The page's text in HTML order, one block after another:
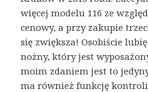
więcej modelu 116 ze
cenowy, a przy zakupie
się zwiększa! Osobiście
nożny, który jest
moim zdaniem jest to
ma również funkcję